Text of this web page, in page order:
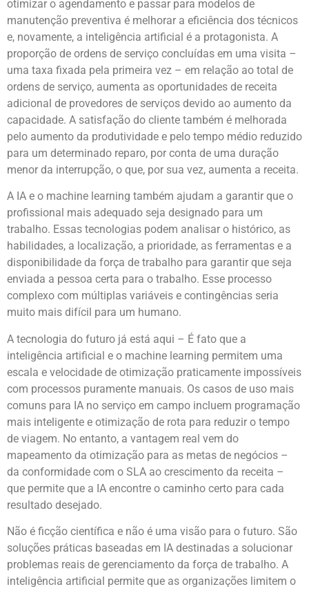
otimizar o agendamento e passar para modelos de
manutenção preventiva é melhorar a eficiência dos técnicos
e, novamente, a inteligência artificial é a protagonista. A
proporção de ordens de serviço concluídas em uma visita –
uma taxa fixada pela primeira vez – em relação ao total de
ordens de serviço, aumenta as oportunidades de receita
adicional de provedores de serviços devido ao aumento da
capacidade. A satisfação do cliente também é melhorada
pelo aumento da produtividade e pelo tempo médio reduzido
para um determinado reparo, por conta de uma duração
menor da interrupção, o que, por sua vez, aumenta a receita.
A IA e o machine learning também ajudam a garantir que o
profissional mais adequado seja designado para um
trabalho. Essas tecnologias podem analisar o histórico, as
habilidades, a localização, a prioridade, as ferramentas e a
disponibilidade da força de trabalho para garantir que seja
enviada a pessoa certa para o trabalho. Esse processo
complexo com múltiplas variáveis e contingências seria
muito mais difícil para um humano.
A tecnologia do futuro já está aqui – É fato que a
inteligência artificial e o machine learning permitem uma
escala e velocidade de otimização praticamente impossíveis
com processos puramente manuais. Os casos de uso mais
comuns para IA no serviço em campo incluem programação
mais inteligente e otimização de rota para reduzir o tempo
de viagem. No entanto, a vantagem real vem do
mapeamento da otimização para as metas de negócios –
da conformidade com o SLA ao crescimento da receita –
que permite que a IA encontre o caminho certo para cada
resultado desejado.
Não é ficção científica e não é uma visão para o futuro. São
soluções práticas baseadas em IA destinadas a solucionar
problemas reais de gerenciamento da força de trabalho. A
inteligência artificial permite que as organizações limitem o